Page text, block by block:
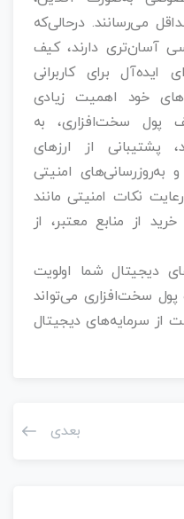
می‌رسانند. درحالی‌که
آسان‌تری دارند، کیف
برای کاربرانی
خود اهمیت زیادی
پول سخت‌افزاری، به
پشتیبانی از ارزهای
به‌روزرسانی‌های امنیتی
نکات امنیتی مانند
از منابع معتبر، از
دیجیتال شما اولویت
سخت‌افزاری می‌تواند
از سرمایه‌های دیجیتال
بعدی